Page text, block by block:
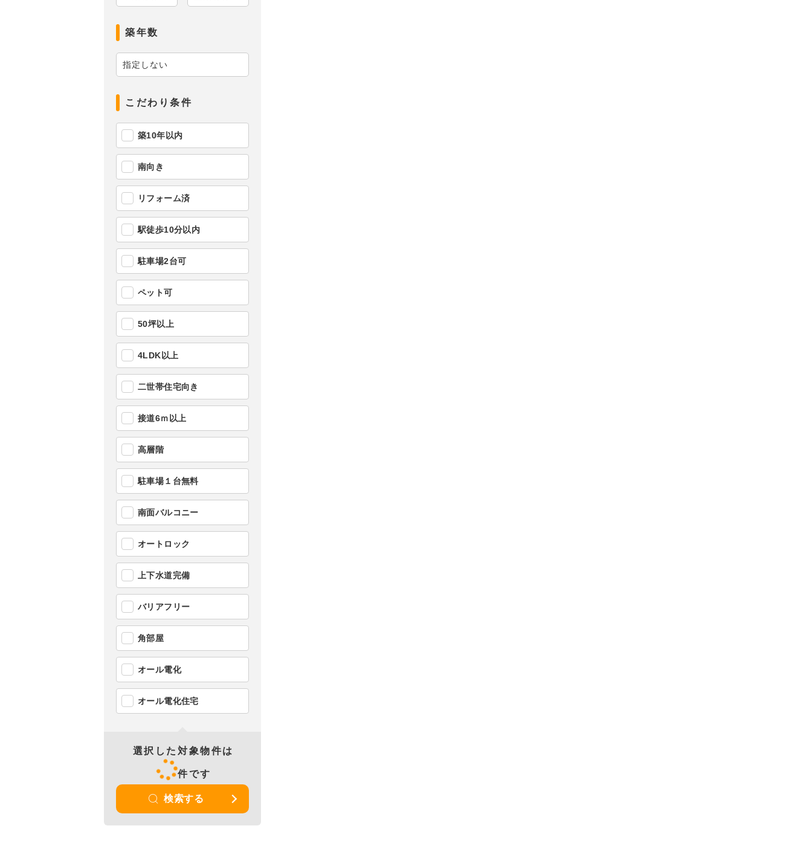
築年数
こだわり条件
築10年以内
南向き
リフォーム済
駅徒歩10分以内
駐車場2台可
ペット可
50坪以上
4LDK以上
二世帯住宅向き
接道6ｍ以上
高層階
駐車場１台無料
南面バルコニー
オートロック
上下水道完備
バリアフリー
角部屋
オール電化
オール電化住宅
選択した対象物件は
件です
検索する